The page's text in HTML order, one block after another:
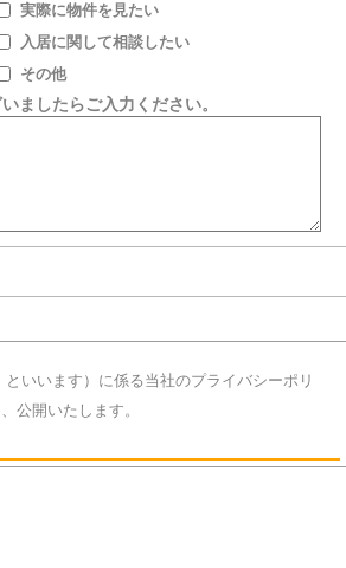
実際に物件を見たい
入居に関して相談したい
その他
ましたらご入力ください。
いいます）に係る当社のプライバシーポリ
公開いたします。